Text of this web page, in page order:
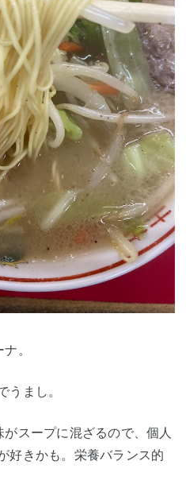
。
うまし。
スープに混ざるので、個人
好きかも。栄養バランス的